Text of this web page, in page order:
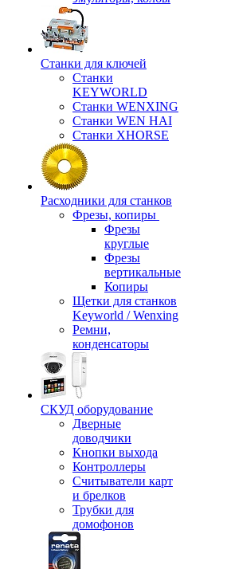
Станки для ключей
Станки
KEYWORLD
Станки WENXING
Станки WEN HAI
Станки XHORSE
Расходники для станков
Фрезы, копиры
Фрезы
круглые
Фрезы
вертикальные
Копиры
Щетки для станков
Keyworld / Wenxing
Ремни,
конденсаторы
СКУД оборудование
Дверные
доводчики
Кнопки выхода
Контроллеры
Считыватели карт
и брелков
Трубки для
домофонов